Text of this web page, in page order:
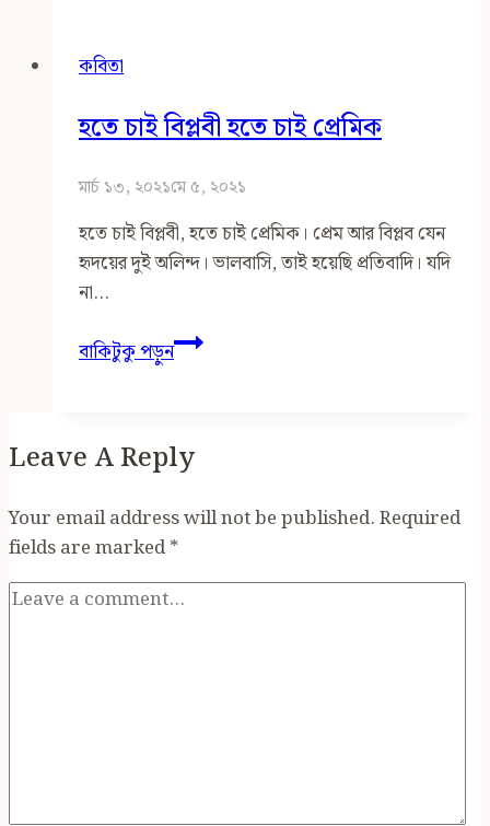
কবিতা
হতে চাই বিপ্লবী হতে চাই প্রেমিক
মার্চ ১৩, ২০২১মে ৫, ২০২১
হতে চাই বিপ্লবী, হতে চাই প্রেমিক। প্রেম আর বিপ্লব যেন
হৃদয়ের দুই অলিন্দ। ভালবাসি, তাই হয়েছি প্রতিবাদি। যদি
না…
বাকিটুকু পড়ুনহতে
চাই
চাই
Leave A Reply
Your email address will not be published.Required
fields are marked*